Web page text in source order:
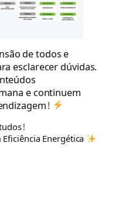
de todos e
esclarecer dúvidas.
e continuem
Energética